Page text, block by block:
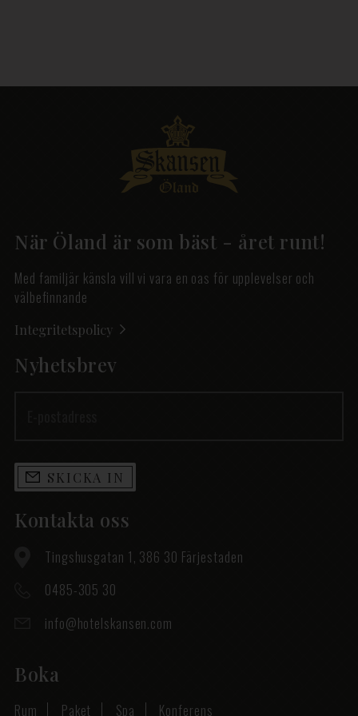
När Öland är som bäst - året runt!
Med familjär känsla vill vi vara en oas för upplevelser och
välbefinnande
Integritetspolicy
Nyhetsbrev
SKICKA IN
Kontakta oss
Tingshusgatan 1, 386 30 Färjestaden
0485-305 30
info@hotelskansen.com
Boka
Rum Paket Spa Konferens